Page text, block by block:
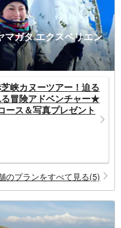
ガタ エクスペリエン
芝峡カヌーツアー！迫る
冒険アドベンチャー★
ース＆写真プレゼント
のプランをすべて見る(5)